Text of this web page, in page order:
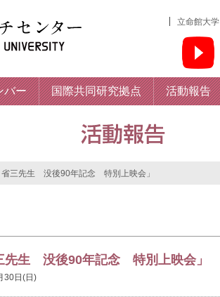
立命館大学
バー 国際共同研究拠点 活動報告
省三先生 没後90年記念 特別上映会」
先生 没後90年記念 特別上映会」
30日(日)